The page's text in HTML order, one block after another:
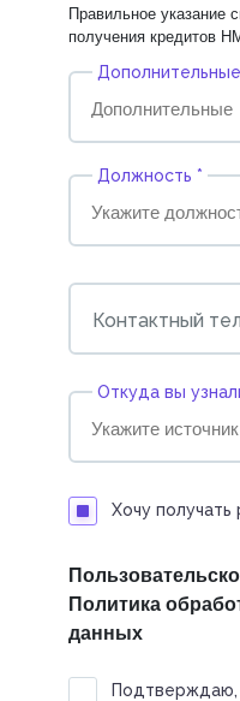
Правильное указание
получения кредитов
Должность *
Контактный
Откуда вы
Хочу получать
Политика
данных
Подтверждаю,